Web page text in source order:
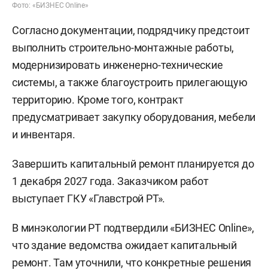
Фото: «БИЗНЕС Online»
Согласно документации, подрядчику предстоит
выполнить строительно-монтажные работы,
модернизировать инженерно-технические
системы, а также благоустроить прилегающую
территорию. Кроме того, контракт
предусматривает закупку оборудования, мебели
и инвентаря.
Завершить капитальный ремонт планируется до
1 декабря 2027 года. Заказчиком работ
выступает ГКУ «Главстрой РТ».
В минэкологии РТ подтвердили «БИЗНЕС Online»,
что здание ведомства ожидает капитальный
ремонт. Там уточнили, что конкретные решения